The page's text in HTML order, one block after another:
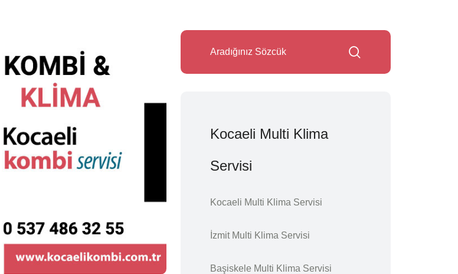
Kocaeli Multi Klima
Servisi
Kocaeli Multi Klima Servisi
İzmit Multi Klima Servisi
Başiskele Multi Klima Servisi